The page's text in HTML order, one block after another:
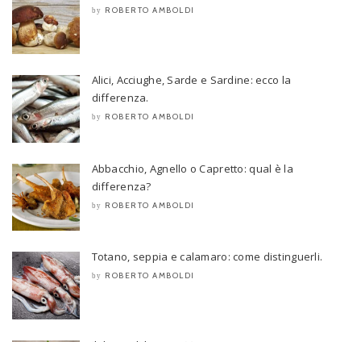
by ROBERTO AMBOLDI
Alici, Acciughe, Sarde e Sardine: ecco la
differenza.
by ROBERTO AMBOLDI
Abbacchio, Agnello o Capretto: qual è la
differenza?
by ROBERTO AMBOLDI
Totano, seppia e calamaro: come distinguerli.
by ROBERTO AMBOLDI